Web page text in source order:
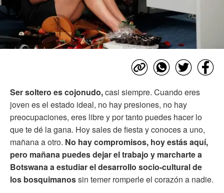
Ser soltero es cojonudo,casi siempre. Cuando eres
joven es el estado ideal, no hay presiones, no hay
preocupaciones, eres libre y por tanto puedes hacer lo
que te dé la gana. Hoy sales de fiesta y conoces a uno,
mañana a otro. No hay compromisos, hoy estás aquí,
pero mañana puedes dejar el trabajo y marcharte a
Botswana a estudiar el desarrollo socio-cultural de
los bosquimanossin temer romperle el corazón a nadie.